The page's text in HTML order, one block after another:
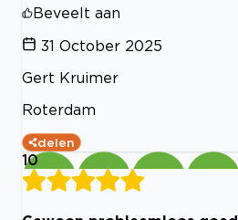
Beveelt aan
31 October 2025
Gert Kruimer
Roterdam
delen
10